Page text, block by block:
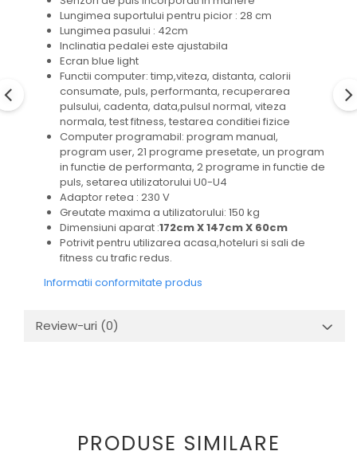
Lungimea suportului pentru picior : 28 cm
Lungimea pasului : 42cm
Inclinatia pedalei este ajustabila
Ecran blue light
Functii computer: timp,viteza, distanta, calorii
consumate, puls, performanta, recuperarea
pulsului, cadenta, data,pulsul normal, viteza
normala, test fitness, testarea conditiei fizice
Computer programabil: program manual,
program user, 21 programe presetate, un program
in functie de performanta, 2 programe in functie de
puls, setarea utilizatorului U0-U4
Adaptor retea : 230 V
Greutate maxima a utilizatorului: 150 kg
Dimensiuni aparat :172cm X 147cm X 60cm
Potrivit pentru utilizarea acasa,hoteluri si sali de
fitness cu trafic redus.
Informatii conformitate produs
Review-uri (0)
PRODUSE SIMILARE